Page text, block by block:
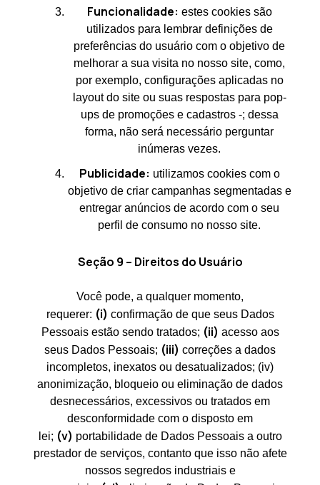
Funcionalidade: estes cookies são
utilizados para lembrar definições de
preferências do usuário com o objetivo de
melhorar a sua visita no nosso site, como,
por exemplo, configurações aplicadas no
layout do site ou suas respostas para pop-
ups de promoções e cadastros -; dessa
forma, não será necessário perguntar
inúmeras vezes.
Publicidade: utilizamos cookies com o
objetivo de criar campanhas segmentadas e
entregar anúncios de acordo com o seu
perfil de consumo no nosso site.
Seção 9 – Direitos do Usuário
Você pode, a qualquer momento,
requerer: (i) confirmação de que seus Dados
Pessoais estão sendo tratados; (ii) acesso aos
seus Dados Pessoais; (iii) correções a dados
incompletos, inexatos ou desatualizados; (iv)
anonimização, bloqueio ou eliminação de dados
desnecessários, excessivos ou tratados em
desconformidade com o disposto em
lei; (v) portabilidade de Dados Pessoais a outro
prestador de serviços, contanto que isso não afete
nossos segredos industriais e